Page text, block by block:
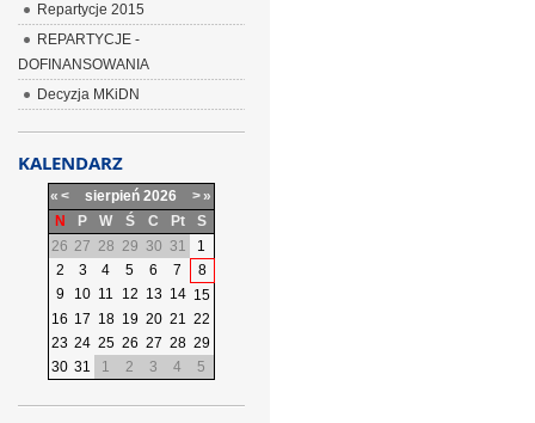
Repartycje 2015
REPARTYCJE -
DOFINANSOWANIA
Decyzja MKiDN
KALENDARZ
« < sierpień 2026 >»
N
P W Ś C Pt
S
26 27 28 29 30 31
1
2
3 4 5 6 7
8
9
10 11 12 13 14 15
16 17 18 19 20 21 22
23 24 25 26 27 28 29
30 31 1 2 3 4 5